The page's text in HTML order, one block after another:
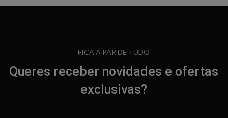
FICA A PAR DE TUDO
Queres receber novidades e ofertas
exclusivas?